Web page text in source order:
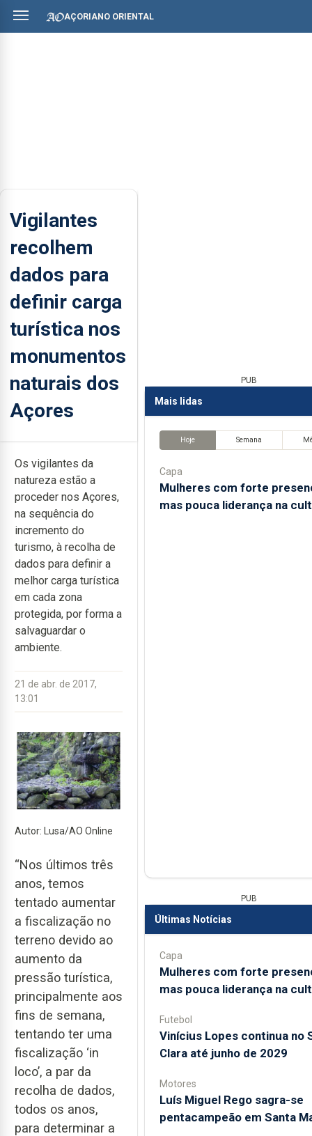
AÇORIANO ORIENTAL
Vigilantes
recolhem
dados para
definir carga
turística nos
monumentos
naturais dos
Açores
Os vigilantes da
natureza estão a
proceder nos Açores,
na sequência do
incremento do
turismo, à recolha de
dados para definir a
melhor carga turística
em cada zona
protegida, por forma a
salvaguardar o
ambiente.
21 de abr. de 2017,
13:01
Autor: Lusa/AO Online
“Nos últimos três
anos, temos
tentado aumentar
a fiscalização no
terreno devido ao
aumento da
pressão turística,
principalmente aos
fins de semana,
tentando ter uma
fiscalização ‘in
loco’, a par da
recolha de dados,
todos os anos,
para determinar a
PUB
Mais lidas
Hoje Semana
Capa
Mulheres com forte
mas pouca liderança na
PUB
Últimas Notícias
Capa
Mulheres com forte
mas pouca liderança na
Futebol
Vinícius Lopes continua no
Clara até junho de 2029
Motores
Luís Miguel Rego sagra-se
pentacampeão em Santa